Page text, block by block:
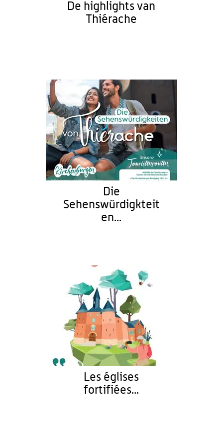
De highlights van
Thiérache
Die
Sehenswürdigkteit
en...
Les églises
fortifiées...